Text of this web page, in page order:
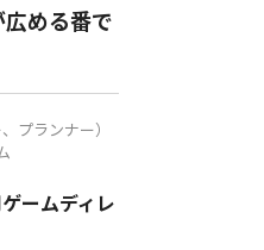
める番で
プランナー）
ームディレ